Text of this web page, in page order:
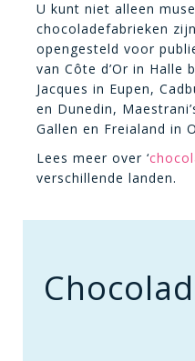
U kunt niet alleen
chocoladefabrieken
opengesteld voor
van Côte d’Or in Halle
Jacques in Eupen,
en Dunedin,
Gallen en Freialand in
Lees meer over ‘
verschillende landen.